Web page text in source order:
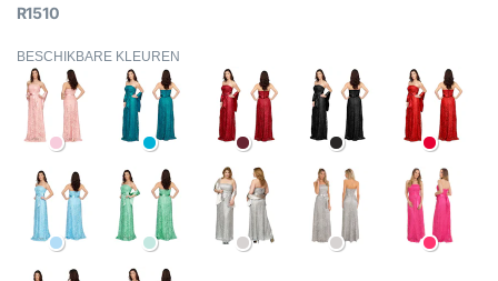
R1510
BESCHIKBARE KLEUREN